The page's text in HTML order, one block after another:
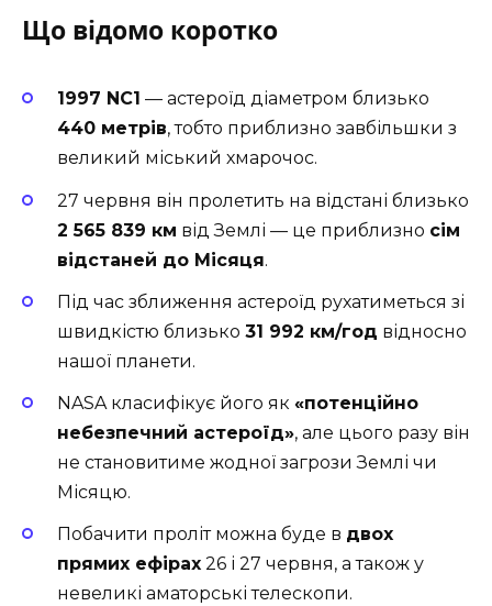
Що відомо коротко
1997 NC1 — астероїд діаметром близько
440 метрів, тобто приблизно завбільшки з
великий міський хмарочос.
27 червня він пролетить на відстані близько
2 565 839 км від Землі — це приблизно сім
відстаней до Місяця.
Під час зближення астероїд рухатиметься зі
швидкістю близько 31 992 км/год відносно
нашої планети.
NASA класифікує його як «потенційно
небезпечний астероїд», але цього разу він
не становитиме жодної загрози Землі чи
Місяцю.
Побачити проліт можна буде в двох
прямих ефірах 26 і 27 червня, а також у
невеликі аматорські телескопи.